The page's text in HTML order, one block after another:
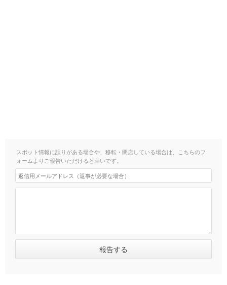
スポット情報に誤りがある場合や、移転・閉店している場合は、こちらのフ
ォームよりご報告いただけると幸いです。